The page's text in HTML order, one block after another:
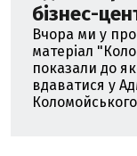
бізнес-
Вчора ми у
матеріал
показали до
вдаватися у